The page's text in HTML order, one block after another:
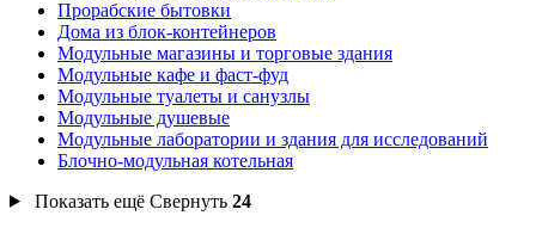
Прорабские бытовки
Дома из блок-контейнеров
Модульные магазины и торговые здания
Модульные кафе и фаст-фуд
Модульные туалеты и санузлы
Модульные душевые
Модульные лаборатории и здания для исследований
Блочно-модульная котельная
Показать ещё Свернуть 24